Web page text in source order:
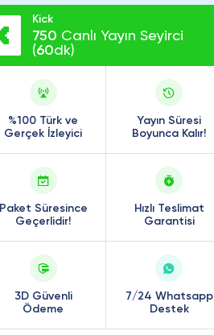
Kick
750 Canlı Yayın Seyirci
(60dk)
%100 Türk ve
Gerçek İzleyici
Yayın Süresi
Boyunca Kalır!
Paket Süresince
Geçerlidir!
Hızlı Teslimat
Garantisi
3D Güvenli
Ödeme
7/24 Whatsapp
Destek